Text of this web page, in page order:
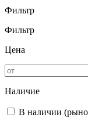
Фильтр
Фильтр
Цена
Наличие
В наличии